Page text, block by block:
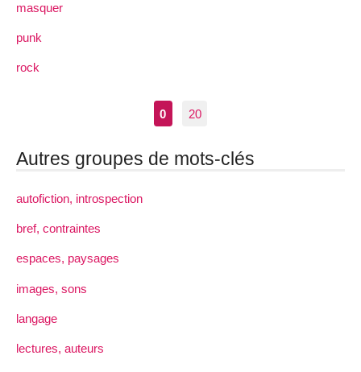
masquer
punk
rock
0 20
Autres groupes de mots-clés
autofiction, introspection
bref, contraintes
espaces, paysages
images, sons
langage
lectures, auteurs